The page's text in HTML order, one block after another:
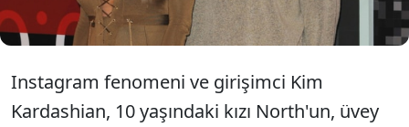
Instagram fenomeni ve girişimci Kim
Kardashian, 10 yaşındaki kızı North'un, üvey